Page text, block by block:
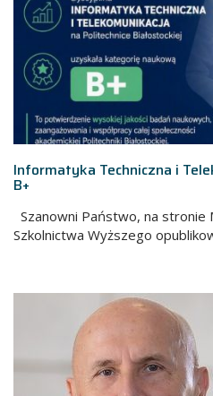
Informatyka Techniczna i
B+
Szanowni Państwo, na stronie
Szkolnictwa Wyższego